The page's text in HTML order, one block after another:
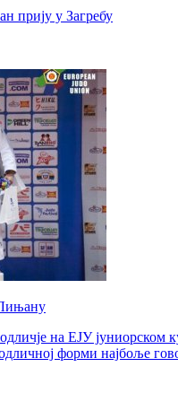
прију у Загребу
на ЕЈУ
форми најбоље